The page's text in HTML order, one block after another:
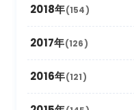
2025年5月
2025年4月
2025年3月
2025年2月
2024年6月
2024年5月
2024年4月
2024年3月
2023年7月
2023年6月
2023年5月
2023年4月
2022年7月
2022年6月
2021年9月
2021年7月
2020年10月
2020年9月
2019年12月
2019年11月
2019年10月
2019年9月
2018年(154)
2018年12月
2018年11月
2018年10月
2017年(126)
2017年12月
2017年11月
2016年(121)